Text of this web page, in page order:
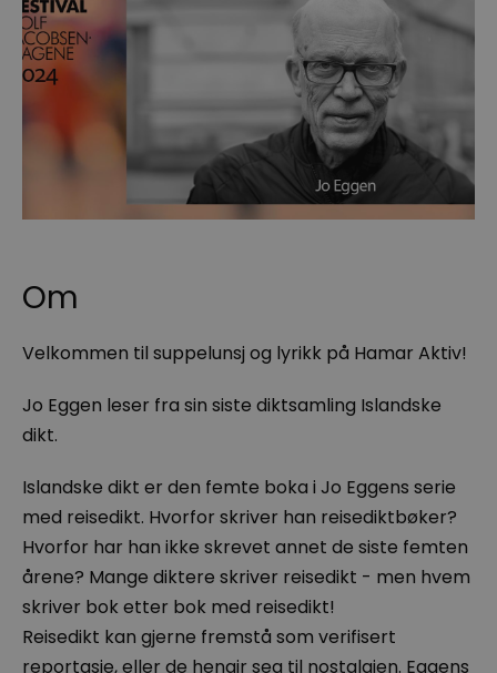
Om
Velkommen til suppelunsj og lyrikk på Hamar Aktiv!
Jo Eggen leser fra sin siste diktsamling Islandske
dikt.
Islandske dikt er den femte boka i Jo Eggens serie
med reisedikt. Hvorfor skriver han reisediktbøker?
Hvorfor har han ikke skrevet annet de siste femten
årene? Mange diktere skriver reisedikt - men hvem
skriver bok etter bok med reisedikt!
Reisedikt kan gjerne fremstå som verifisert
reportasje, eller de hengir seg til nostalgien. Eggens